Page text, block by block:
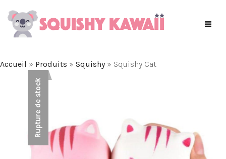
Accueil » Produits » Squishy» Squishy Cat
Rupture de stock